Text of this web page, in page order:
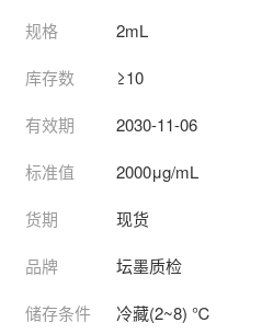
规格 2mL
库存数 ≥10
有效期 2030-11-06
标准值 2000μg/mL
货期 现货
品牌 坛墨质检
储存条件 冷藏(2~8) ℃